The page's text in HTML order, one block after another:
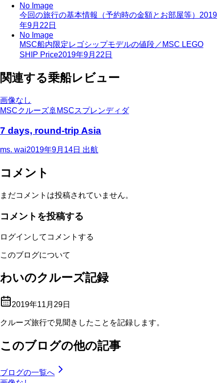
No Image
今回の旅行の基本情報（予約時の金額とお部屋等） 2019
年9月22日
No Image
MSC船内限定レゴシップモデルの値段／MSC LEGO
SHIP Price2019年9月22日
関連する乗船レビュー
画像なし
MSCクルーズ🚢 MSCスプレンディダ
7 days, round-trip Asia
ms. wai2019年9月14日 出航
コメント
まだコメントは投稿されていません。
コメントを投稿する
ログインしてコメントする
このブログについて
わいのクルーズ記録
2019年11月29日
クルーズ旅行で見聞きしたことを記録します。
このブログの他の記事
ブログの一覧へ